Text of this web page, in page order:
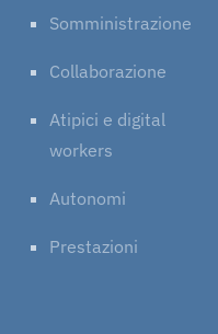
Somministrazione
Collaborazione
Atipici e digital
workers
Autonomi
Prestazioni